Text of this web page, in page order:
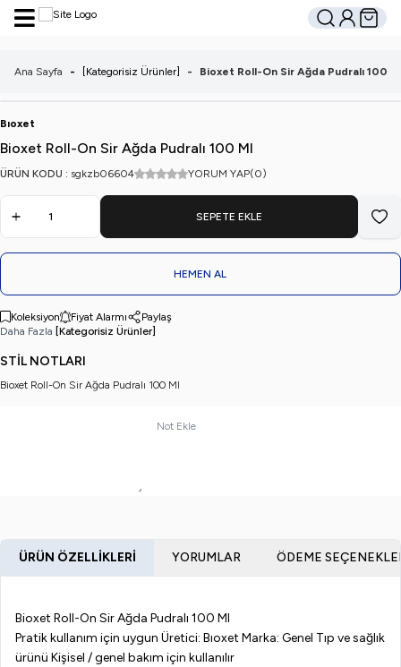
Hesabım
Sepetim
Ana Sayfa - [Kategorisiz Ürünler] - Bioxet Roll-On Sir Ağda Pudralı 100
Bıoxet
Bioxet Roll-On Sir Ağda Pudralı 100 Ml
ÜRÜN KODU : sgkzb06604 YORUM YAP(0)
SEPETE EKLE
HEMEN AL
Koleksiyon Fiyat Alarmı
Paylaş
Daha Fazla [Kategorisiz Ürünler]
STİL NOTLARI
Bioxet Roll-On Sir Ağda Pudralı 100 Ml
Not Ekle
ÜRÜN ÖZELLIKLERI YORUMLAR ÖDEME
Bioxet Roll-On Sir Ağda Pudralı 100 Ml
Pratik kullanım için uygun Üretici: Bıoxet Marka: Genel Tıp ve sağlık
ürünü Kişisel / genel bakım için kullanılır